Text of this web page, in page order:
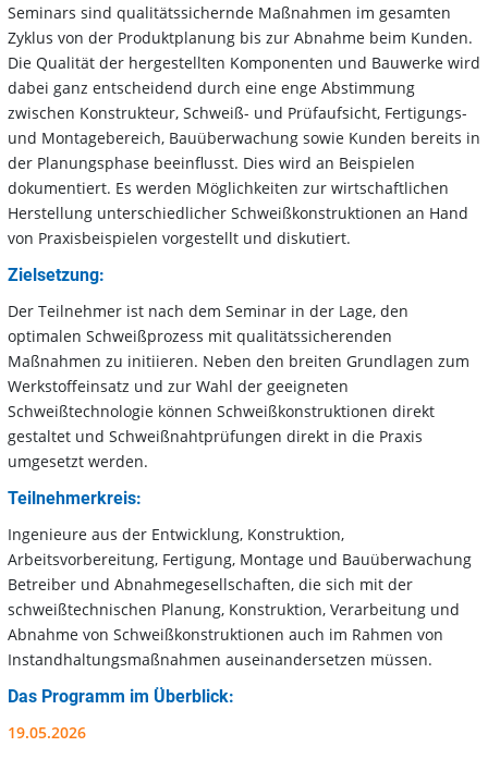
Seminars sind qualitätssichernde Maßnahmen im gesamten
Zyklus von der Produktplanung bis zur Abnahme beim Kunden.
Die Qualität der hergestellten Komponenten und Bauwerke wird
dabei ganz entscheidend durch eine enge Abstimmung
zwischen Konstrukteur, Schweiß- und Prüfaufsicht, Fertigungs-
und Montagebereich, Bauüberwachung sowie Kunden bereits in
der Planungsphase beeinflusst. Dies wird an Beispielen
dokumentiert. Es werden Möglichkeiten zur wirtschaftlichen
Herstellung unterschiedlicher Schweißkonstruktionen an Hand
von Praxisbeispielen vorgestellt und diskutiert.
Zielsetzung:
Der Teilnehmer ist nach dem Seminar in der Lage, den
optimalen Schweißprozess mit qualitätssicherenden
Maßnahmen zu initiieren. Neben den breiten Grundlagen zum
Werkstoffeinsatz und zur Wahl der geeigneten
Schweißtechnologie können Schweißkonstruktionen direkt
gestaltet und Schweißnahtprüfungen direkt in die Praxis
umgesetzt werden.
Teilnehmerkreis:
Ingenieure aus der Entwicklung, Konstruktion,
Arbeitsvorbereitung, Fertigung, Montage und Bauüberwachung
Betreiber und Abnahmegesellschaften, die sich mit der
schweißtechnischen Planung, Konstruktion, Verarbeitung und
Abnahme von Schweißkonstruktionen auch im Rahmen von
Instandhaltungsmaßnahmen auseinandersetzen müssen.
Das Programm im Überblick:
19.05.2026